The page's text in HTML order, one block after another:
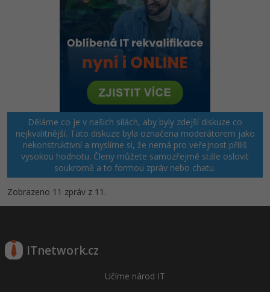
Děláme co je v našich silách, aby byly zdejší diskuze co
nejkvalitnější. Tato diskuze byla označena moderátorem jako
nekonstruktivní a myslíme si, že nemá pro veřejnost příliš
vysokou hodnotu. Členy můžete samozřejmě stále oslovit
soukromě a to formou zpráv nebo chatu.
Zobrazeno 11 zpráv z 11.
ITnetwork.cz
Učíme národ IT